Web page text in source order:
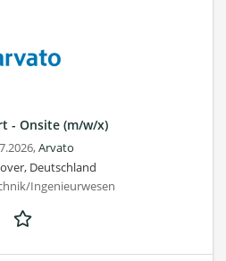
- Onsite (m/w/x)
Arvato
Deutschland
Ingenieurwesen